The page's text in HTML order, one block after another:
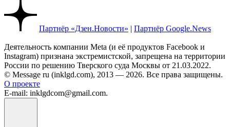
Партнёр «Дзен.Новости» | Партнёр Google.News
Деятельность компании Meta (и её продуктов Facebook и
Instagram) признана экстремистской, запрещена на территории
России по решению Тверского суда Москвы от 21.03.2022.
© Message ru (inklgd.com), 2013 — 2026. Все права защищены.
О проекте
E-mail: inklgdcom@gmail.com.